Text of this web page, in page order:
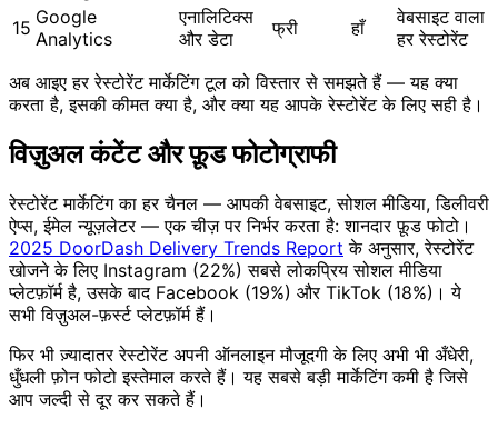
15 Google
Analytics
एनालिटिक्स
और डेटा
फ्री हाँ
वेबसाइट वाला
हर रेस्टोरेंट
अब आइए हर रेस्टोरेंट मार्केटिंग टूल को विस्तार से समझते हैं — यह क्या
करता है, इसकी कीमत क्या है, और क्या यह आपके रेस्टोरेंट के लिए सही है।
विज़ुअल कंटेंट और फ़ूड फोटोग्राफी
रेस्टोरेंट मार्केटिंग का हर चैनल — आपकी वेबसाइट, सोशल मीडिया, डिलीवरी
ऐप्स, ईमेल न्यूज़लेटर — एक चीज़ पर निर्भर करता है: शानदार फ़ूड फोटो।
2025 DoorDash Delivery Trends Report के अनुसार, रेस्टोरेंट
खोजने के लिए Instagram (22%) सबसे लोकप्रिय सोशल मीडिया
प्लेटफ़ॉर्म है, उसके बाद Facebook (19%) और TikTok (18%)। ये
सभी विज़ुअल-फ़र्स्ट प्लेटफ़ॉर्म हैं।
फिर भी ज़्यादातर रेस्टोरेंट अपनी ऑनलाइन मौजूदगी के लिए अभी भी अँधेरी,
धुँधली फ़ोन फोटो इस्तेमाल करते हैं। यह सबसे बड़ी मार्केटिंग कमी है जिसे
आप जल्दी से दूर कर सकते हैं।